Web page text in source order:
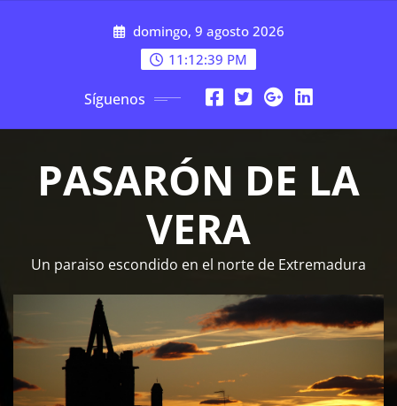
domingo, 9 agosto 2026
11:12:39 PM
Síguenos
PASARÓN DE LA
VERA
Un paraiso escondido en el norte de Extremadura